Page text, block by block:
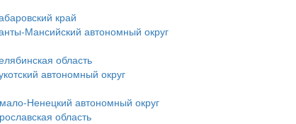
край
Мансийский автономный округ
область
автономный округ
Ненецкий автономный округ
область